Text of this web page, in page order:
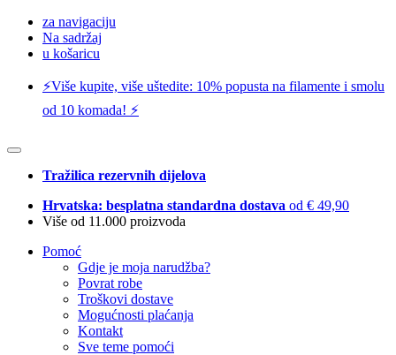
za navigaciju
Na sadržaj
u košaricu
⚡️Više kupite, više uštedite: 10% popusta na filamente i smolu
od 10 komada! ⚡️
Tražilica rezervnih dijelova
Hrvatska: besplatna standardna dostava od € 49,90
Više od 11.000 proizvoda
Pomoć
Gdje je moja narudžba?
Povrat robe
Troškovi dostave
Mogućnosti plaćanja
Kontakt
Sve teme pomoći